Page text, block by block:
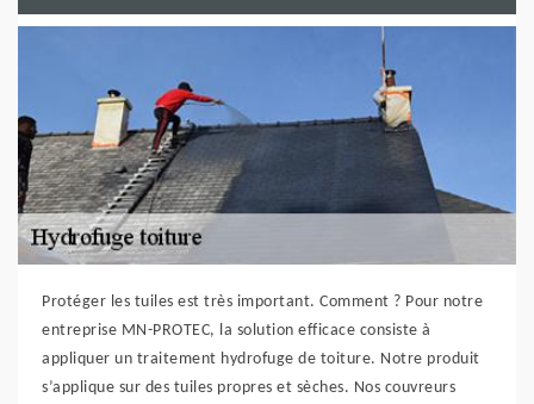
Protéger les tuiles est très important. Comment ? Pour notre
entreprise MN-PROTEC, la solution efficace consiste à
appliquer un traitement hydrofuge de toiture. Notre produit
s’applique sur des tuiles propres et sèches. Nos couvreurs